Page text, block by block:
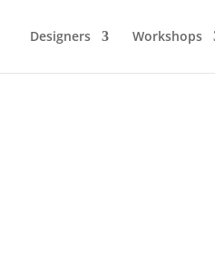
Designers Workshops